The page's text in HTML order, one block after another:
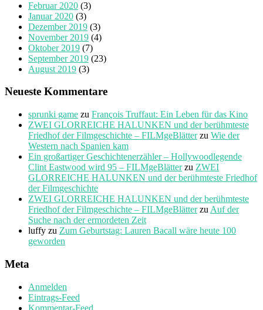
Februar 2020 (3)
Januar 2020 (3)
Dezember 2019 (3)
November 2019 (4)
Oktober 2019 (7)
September 2019 (23)
August 2019 (3)
Neueste Kommentare
sprunki game zu François Truffaut: Ein Leben für das Kino
ZWEI GLORREICHE HALUNKEN und der berühmteste
Friedhof der Filmgeschichte – FILMgeBlätterzu Wie der
Western nach Spanien kam
Ein großartiger Geschichtenerzähler – Hollywoodlegende
Clint Eastwood wird 95 – FILMgeBlätterzu ZWEI
GLORREICHE HALUNKEN und der berühmteste Friedhof
der Filmgeschichte
ZWEI GLORREICHE HALUNKEN und der berühmteste
Friedhof der Filmgeschichte – FILMgeBlätterzu Auf der
Suche nach der ermordeten Zeit
luffy zu Zum Geburtstag: Lauren Bacall wäre heute 100
geworden
Meta
Anmelden
Eintrags-Feed
Kommentar-Feed